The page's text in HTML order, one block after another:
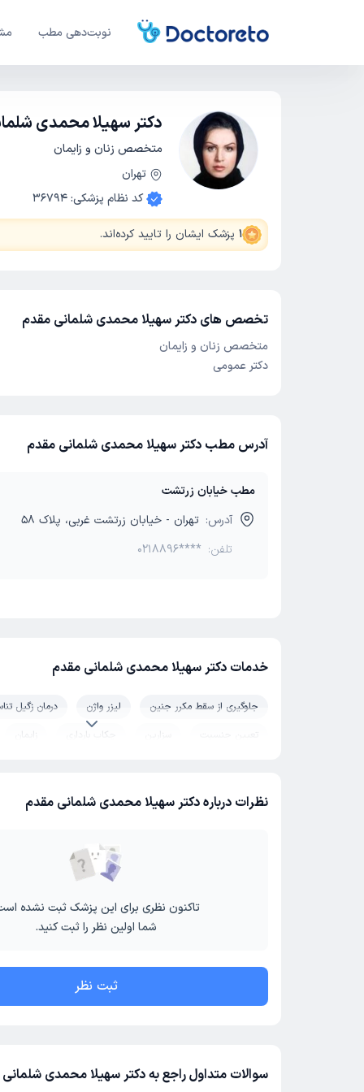
نوبت‌دهی مطب
دکتر سهیلا محمدی
متخصص زنان و زایمان
تهران
کد نظام پزشکی:
36794
1 پزشک ایشان را تایید کرده‌اند.
تخصص های دکتر سهیلا محمدی شلمانی مقدم
متخصص زنان و زایمان
دکتر عمومی
آدرس مطب دکتر سهیلا محمدی شلمانی مقدم
مطب خیابان زرتشت
آدرس: تهران - خیابان زرتشت غربی، پلاک 58
تلفن: 0218896****
خدمات دکتر سهیلا محمدی شلمانی مقدم
جلوگیری از سقط مکرر جنین لیزر واژن
درمان زگیل
تعیین جنسیت
سزارین چکاپ بارداری زایمان
نظرات درباره دکتر سهیلا محمدی شلمانی مقدم
تاکنون نظری برای این پزشک ثبت نشده
شما اولین نظر را ثبت کنید.
ثبت نظر
سوالات متداول راجع به دکتر سهیلا محمدی